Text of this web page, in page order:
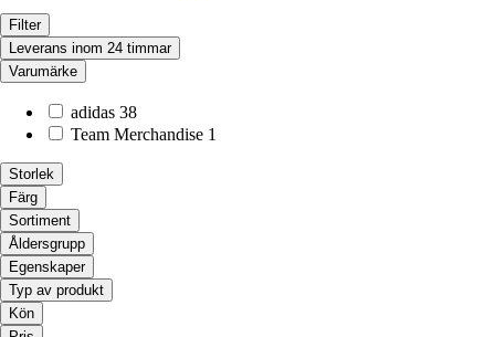
Filter
Leverans inom 24 timmar
Varumärke
adidas 38
Team Merchandise 1
Storlek
Färg
Sortiment
Åldersgrupp
Egenskaper
Typ av produkt
Kön